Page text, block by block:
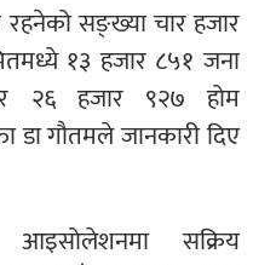
रहनेको सङ्ख्या चार हजार
१३ हजार ८५१ जना
२६ हजार ९२७ होम
डा गौतमले जानकारी दिए
आइसोलेशनमा सक्रिय